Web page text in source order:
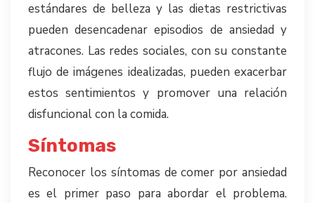
estándares de belleza y las dietas restrictivas
pueden desencadenar episodios de ansiedad y
atracones. Las redes sociales, con su constante
flujo de imágenes idealizadas, pueden exacerbar
estos sentimientos y promover una relación
disfuncional con la comida.
Síntomas
Reconocer los síntomas de comer por ansiedad
es el primer paso para abordar el problema.